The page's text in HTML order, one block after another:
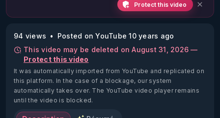
Protect this video
94 views
Posted on YouTube 10 years ago
This video may be deleted on August 31, 2026 —
Protect this video
It was automatically imported from YouTube and replicated on
this platform. In the case of a blockage, our system
automatically takes over. The YouTube video player remains
until the video is blocked.